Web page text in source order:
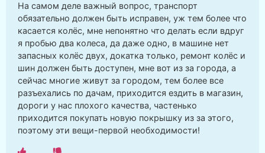
На самом деле важный вопрос, транспорт
обязательно должен быть исправен, уж тем более что
касается колёс, мне непонятно что делать если вдруг
я пробью два колеса, да даже одно, в машине нет
запасных колёс двух, докатка только, ремонт колёс и
шин должен быть доступен, мне вот из за города, а
сейчас многие живут за городом, тем более все
разъехались по дачам, приходится ездить в магазин,
дороги у нас плохого качества, частенько
приходится покупать новую покрышку из за этого,
поэтому эти вещи-первой необходимости!